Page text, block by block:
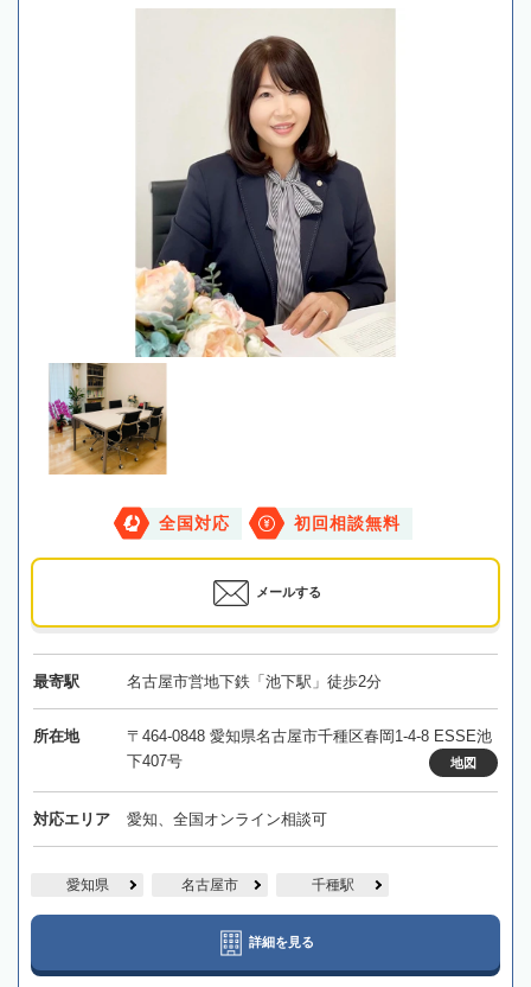
全国対応 初回相談無料
メールする
最寄駅 名古屋市営地下鉄「池下駅」徒歩2分
所在地
〒464-0848 愛知県名古屋市千種区春岡1-4-8 ESSE池
下407号
地図
対応エリア 愛知、全国オンライン相談可
愛知県 名古屋市 千種駅
詳細を見る